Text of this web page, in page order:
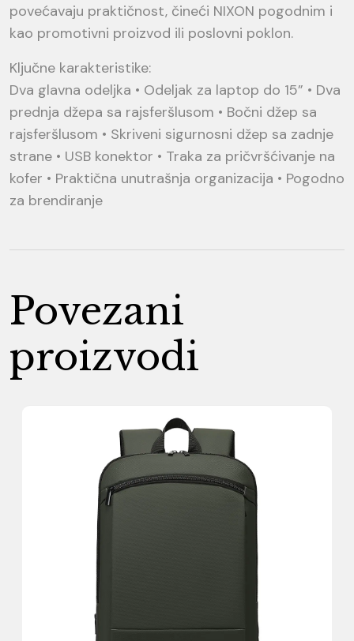
povećavaju praktičnost, čineći NIXON pogodnim i
kao promotivni proizvod ili poslovni poklon.
Ključne karakteristike:
Dva glavna odeljka • Odeljak za laptop do 15” • Dva
prednja džepa sa rajsferšlusom • Bočni džep sa
rajsferšlusom • Skriveni sigurnosni džep sa zadnje
strane • USB konektor • Traka za pričvršćivanje na
kofer • Praktična unutrašnja organizacija • Pogodno
za brendiranje
Povezani
proizvodi